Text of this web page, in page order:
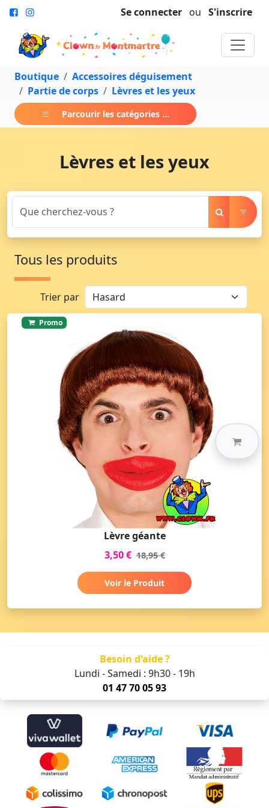
Se connecter ou S'inscrire
Boutique
Accessoires déguisement
Partie de corps
Lèvres et les yeux
Parcourir les catégories ...
Lèvres et les yeux
Tous les produits
Trier par
Promo
Lèvre géante
3,50 € 18,95 €
Voir le Produit
Besoin d'aide ?
Lundi - Samedi : 9h30 - 19h
01 47 70 05 93